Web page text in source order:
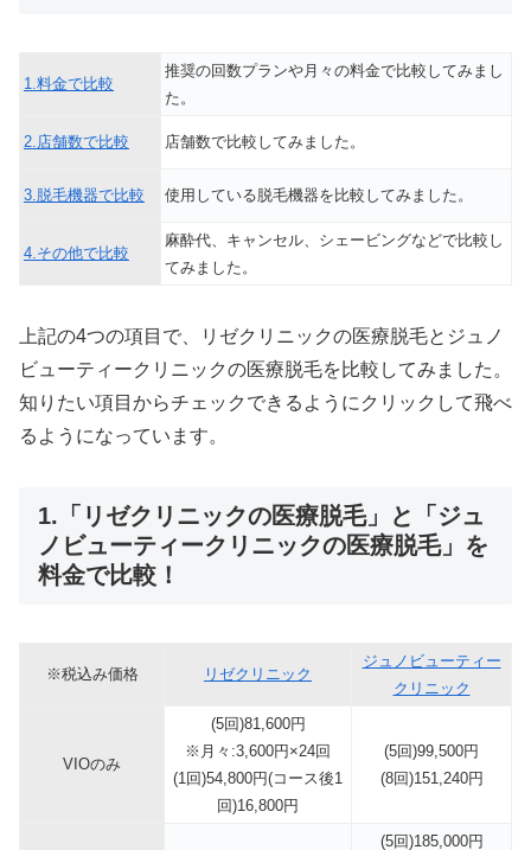
1.料金で比較
推奨の回数プランや月々の料金で比較してみまし
た。
2.店舗数で比較 店舗数で比較してみました。
3.脱毛機器で比較 使用している脱毛機器を比較してみました。
4.その他で比較
麻酔代、キャンセル、シェービングなどで比較し
てみました。
上記の4つの項目で、リゼクリニックの医療脱毛とジュノ
ビューティークリニックの医療脱毛を比較してみました。
知りたい項目からチェックできるようにクリックして飛べ
るようになっています。
1.「リゼクリニックの医療脱毛」と「ジュ
ノビューティークリニックの医療脱毛」を
料金で比較！
※税込み価格 リゼクリニック
ジュノビューティー
クリニック
VIOのみ
(5回)81,600円
※月々:3,600円×24回
(1回)54,800円(コース後1
回)16,800円
(5回)99,500円
(8回)151,240円
(5回)185,000円